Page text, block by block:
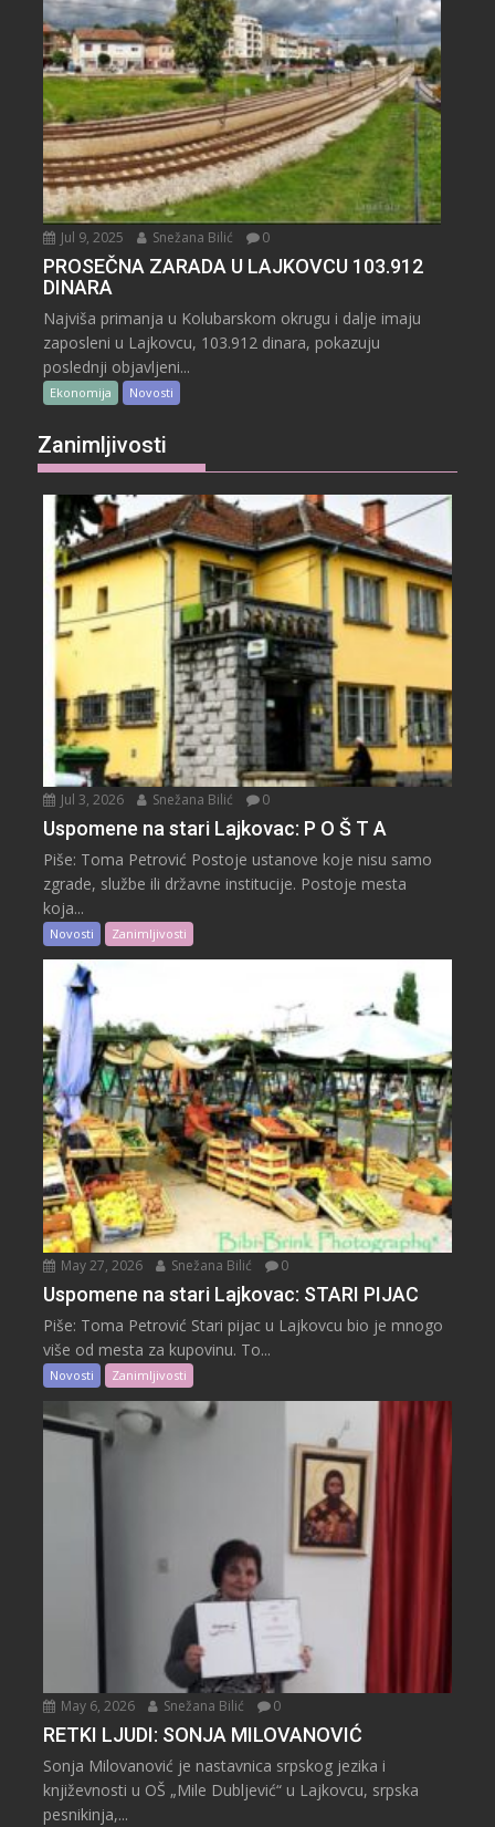
Jul 9, 2025 Snežana Bilić 0
PROSEČNA ZARADA U LAJKOVCU 103.912
DINARA
Najviša primanja u Kolubarskom okrugu i dalje imaju
zaposleni u Lajkovcu, 103.912 dinara, pokazuju
poslednji objavljeni...
Ekonomija Novosti
Zanimljivosti
Jul 3, 2026 Snežana Bilić 0
Uspomene na stari Lajkovac: P O Š T A
Piše: Toma Petrović Postoje ustanove koje nisu samo
zgrade, službe ili državne institucije. Postoje mesta
koja...
Novosti Zanimljivosti
May 27, 2026 Snežana Bilić 0
Uspomene na stari Lajkovac: STARI PIJAC
Piše: Toma Petrović Stari pijac u Lajkovcu bio je mnogo
više od mesta za kupovinu. To...
Novosti Zanimljivosti
May 6, 2026 Snežana Bilić 0
RETKI LJUDI: SONJA MILOVANOVIĆ
Sonja Milovanović je nastavnica srpskog jezika i
književnosti u OŠ „Mile Dubljević“ u Lajkovcu, srpska
pesnikinja,...